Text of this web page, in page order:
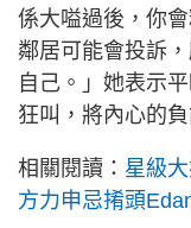
係大嗌過後，你
鄰居可能會投訴
自己。」她表示
狂叫，將內心的
相關閱讀： 星級
方力申忌𢯎頭